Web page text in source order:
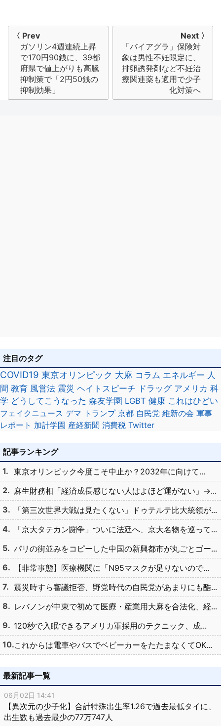
〈 Prev
ガソリン4週連続上昇
で170円90銭に、39都
府県で値上がりも高騰
抑制策で「2円50銭の
抑制効果」
Next 〉
「バイアグラ」保険対
象は男性不妊限定に、
排卵誘発剤など不妊治
療関連薬も適用で少子
化対策へ
注目のタグ
COVID19 東京オリンピック 大麻 コラム エネルギー 人
間 教育 風営法 震災 ヘイトスピーチ ドラッグ アメリカ 科
学 どうしてこうなった 森友学園 LGBT 健康 これはひどい
フェイクニュース デマ トランプ 京都 自民党 維新の会 軍事
レポート 加計学園 産経新聞 消費税 Twitter
記事ランキング
東京オリンピック今度こそ中止か？2032年に向けて...
麻生財務相「経済成長感じない人はよほど運がない」→...
「第三次世界大戦は見たくない」ドゥテルテ比大統領が...
「京大タテカン闘争」ついに法廷へ、京大名物を巡って...
パリの街並みをコピーした中国の新興都市が丸ごとゴー...
【非常事態】医療機関に「N95マスクが足りないので...
震災時すら審議拒否、野党時代の自民党があまりにも酷...
レバノンが中東で初めて医療・産業用大麻を合法化、経...
120秒で入眠できるアメリカ軍採用のテクニック、成...
これからは電車やバスでベビーカーをたたまなくてOK...
最新記事一覧
06月02日 14:41
【異次元の少子化】合計特殊出生率1.26で過去最低タイに、
出生数も過去最少の77万747人